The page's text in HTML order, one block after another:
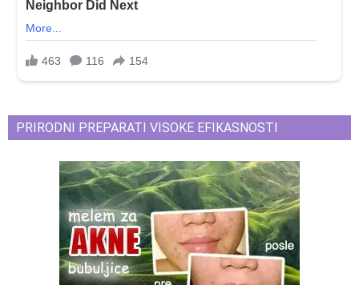
PRIRODNI PREPARATI VISOKE EFIKASNOSTI